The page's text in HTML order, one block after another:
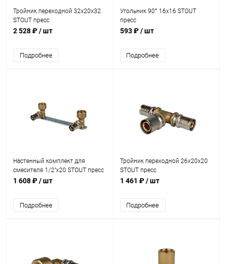
Тройник переходной 32х20х32
STOUT пресс
2 528 ₽/ шт
Подробнее
Угольник 90° 16х16 STOUT
пресс
593 ₽/ шт
Подробнее
Настенный комплект для
смесителя 1/2"x20 STOUT пресс
1 608 ₽/ шт
Подробнее
Тройник переходной 26х20х20
STOUT пресс
1 461 ₽/ шт
Подробнее